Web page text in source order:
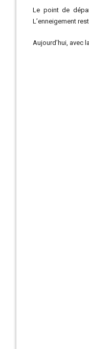
Le point de
L’enneigement
Aujourd’hui, avec